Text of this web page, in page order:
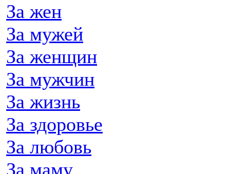
За жен
За мужей
За женщин
За мужчин
За жизнь
За здоровье
За любовь
За маму